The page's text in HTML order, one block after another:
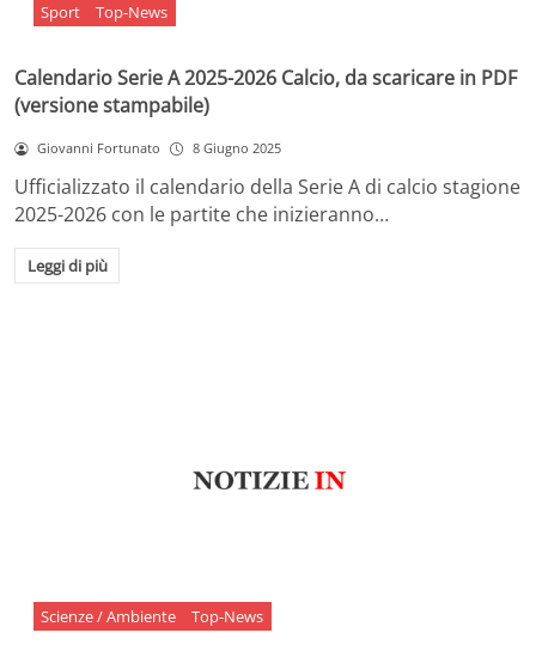
Sport Top-News
Calendario Serie A 2025-2026 Calcio, da scaricare in PDF
(versione stampabile)
Giovanni Fortunato 8 Giugno 2025
Ufficializzato il calendario della Serie A di calcio stagione
2025-2026 con le partite che inizieranno…
Leggi di più
Scienze / Ambiente Top-News